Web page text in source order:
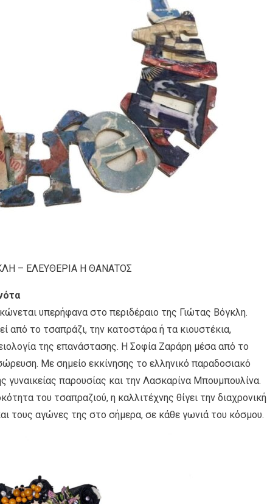
– ΕΛΕΥΘΕΡΙΑ Η ΘΑΝΑΤΟΣ
υπερήφανα στο περιδέραιο της Γιώτας Βόγκλη.
από το τσαπράζι, την κατοστάρα ή τα κιουστέκια,
της επανάστασης. Η Σοφία Ζαράρη μέσα από το
Με σημείο εκκίνησης το ελληνικό παραδοσιακό
γυναικείας παρουσίας και την Λασκαρίνα Μπουμπουλίνα.
του τσαπραζιού, η καλλιτέχνης θίγει την διαχρονική
τους αγώνες της στο σήμερα, σε κάθε γωνιά του κόσμου.